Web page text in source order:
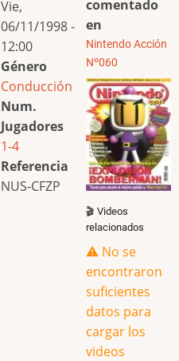
Vie,
06/11/1998 -
12:00
Género
Conducción
Num.
Jugadores
1-4
Referencia
NUS-CFZP
comentado
en
Nintendo Acción
Nº060
🎬 Videos
relacionados
⚠️ No se
encontraron
suficientes
datos para
cargar los
videos